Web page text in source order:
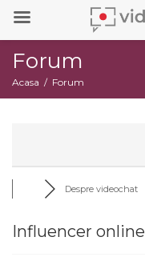
Forum
Acasa Forum
Despre videochat
Influencer online